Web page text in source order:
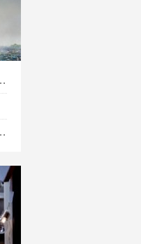
Toit À Anaheim
GardenWalk